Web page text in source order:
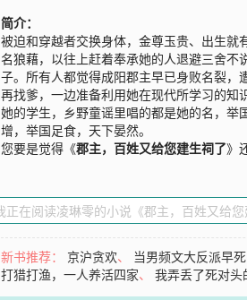
简介：
被迫和穿越者交换身体，金尊玉贵、出生
名狼藉，以往上赶着奉承她的人退避三舍
子。所有人都觉得成阳郡主早已身败名裂
再找爹，一边准备利用她在现代所学习的
她的学生，乡野童谣里唱的都是她的名，
增，举国足食，天下晏然。
您要是觉得《郡主，百姓又给您建生祠了》
新书推荐： 京沪贪欢、 当男频文大反派早
打猎打渔，一人养活四家、我弄丢了死对头